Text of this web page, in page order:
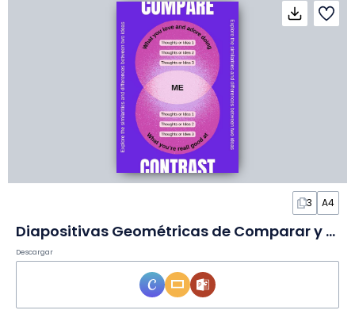
3 A4
Diapositivas Geométricas de Comparar y Contrastar en Infografía
Descargar